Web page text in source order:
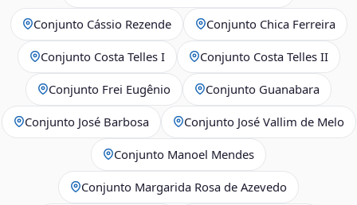
Conjunto Cássio Rezende Conjunto Chica Ferreira
Conjunto Costa Telles I Conjunto Costa Telles II
Conjunto Frei Eugênio Conjunto Guanabara
Conjunto José Barbosa Conjunto José Vallim de Melo
Conjunto Manoel Mendes
Conjunto Margarida Rosa de Azevedo